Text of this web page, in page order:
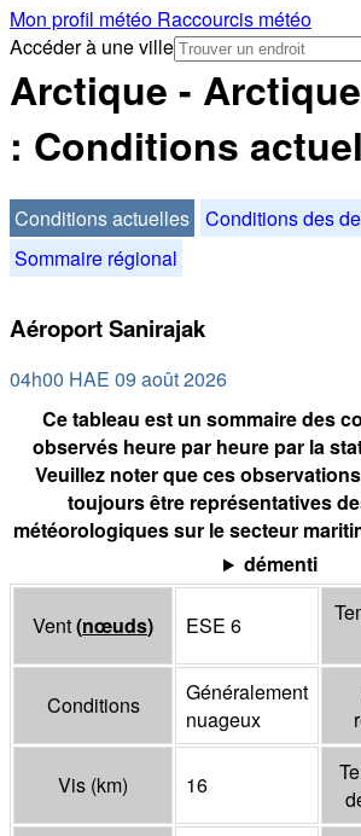
Mon profil météo Raccourcis météo
Accéder à une ville
Arctique -
: Conditions
Conditions actuelles Conditions des
Sommaire régional
Aéroport Sanirajak
04h00 HAE 09 août 2026
Ce tableau est un sommaire des
observés heure par heure par la
Veuillez noter que ces
toujours être représentatives
météorologiques sur le secteur
démenti
Vent(nœuds) ESE 6
Conditions
Généralement
nuageux
Vis (km) 16